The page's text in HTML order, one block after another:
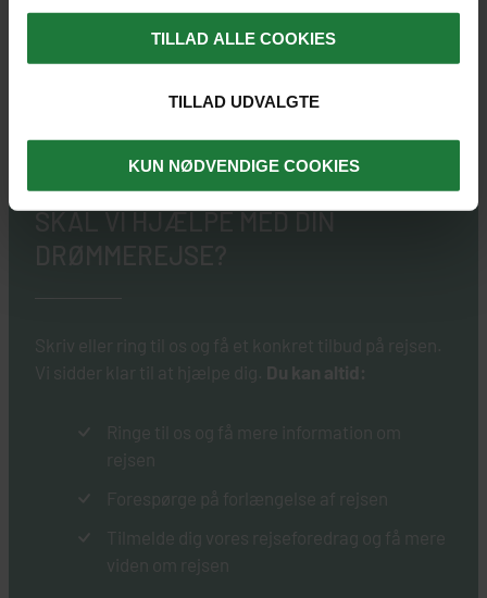
TILLAD ALLE COOKIES
TILLAD UDVALGTE
KUN NØDVENDIGE COOKIES
SKAL VI HJÆLPE MED DIN
DRØMMEREJSE?
Skriv eller ring til os og få et konkret tilbud på rejsen.
Vi sidder klar til at hjælpe dig. Du kan altid:
Ringe til os og få mere information om
rejsen
Forespørge på forlængelse af rejsen
Tilmelde dig vores rejseforedrag og få mere
viden om rejsen